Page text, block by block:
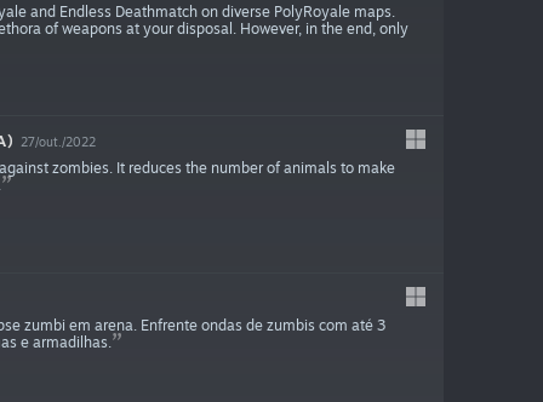
and Endless Deathmatch on diverse PolyRoyale maps.
of weapons at your disposal. However, in the end, only
27/out./2022
zombies. It reduces the number of animals to make
zumbi em arena. Enfrente ondas de zumbis com até 3
e armadilhas.